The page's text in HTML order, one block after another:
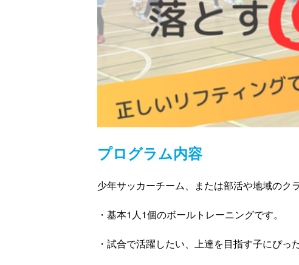
プログラム内容
少年サッカーチーム、または部活や地域のク
・基本1人1個のボールトレーニングです。
・試合で活躍したい、上達を目指す子にぴっ